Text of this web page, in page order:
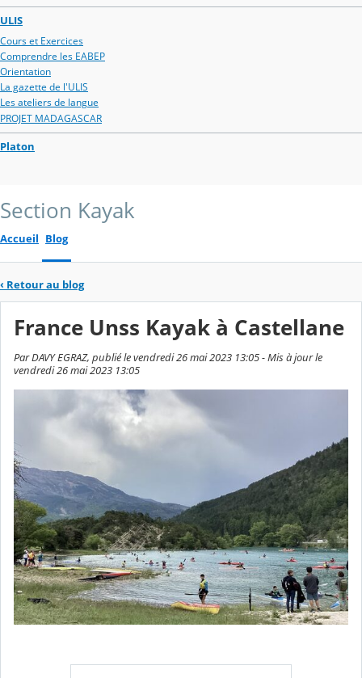
ULIS
Cours et Exercices
Comprendre les EABEP
Orientation
La gazette de l'ULIS
Les ateliers de langue
PROJET MADAGASCAR
Platon
Section Kayak
Accueil Blog
‹ Retour au blog
France Unss Kayak à Castellane
Par DAVY EGRAZ, publié le vendredi 26 mai 2023 13:05 - Mis à jour le
vendredi 26 mai 2023 13:05